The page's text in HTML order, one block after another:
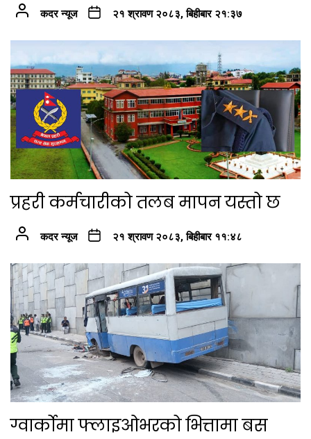
कदर न्यूज २१ श्रावण २०८३, बिहीबार २१:३७
प्रहरी कर्मचारीको तलब मापन यस्तो छ
कदर न्यूज २१ श्रावण २०८३, बिहीबार ११:४८
ग्वार्कोमा फ्लाइओभरको भित्तामा बस